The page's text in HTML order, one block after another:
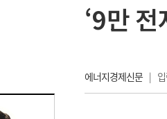
‘9만
에너지경제신문|